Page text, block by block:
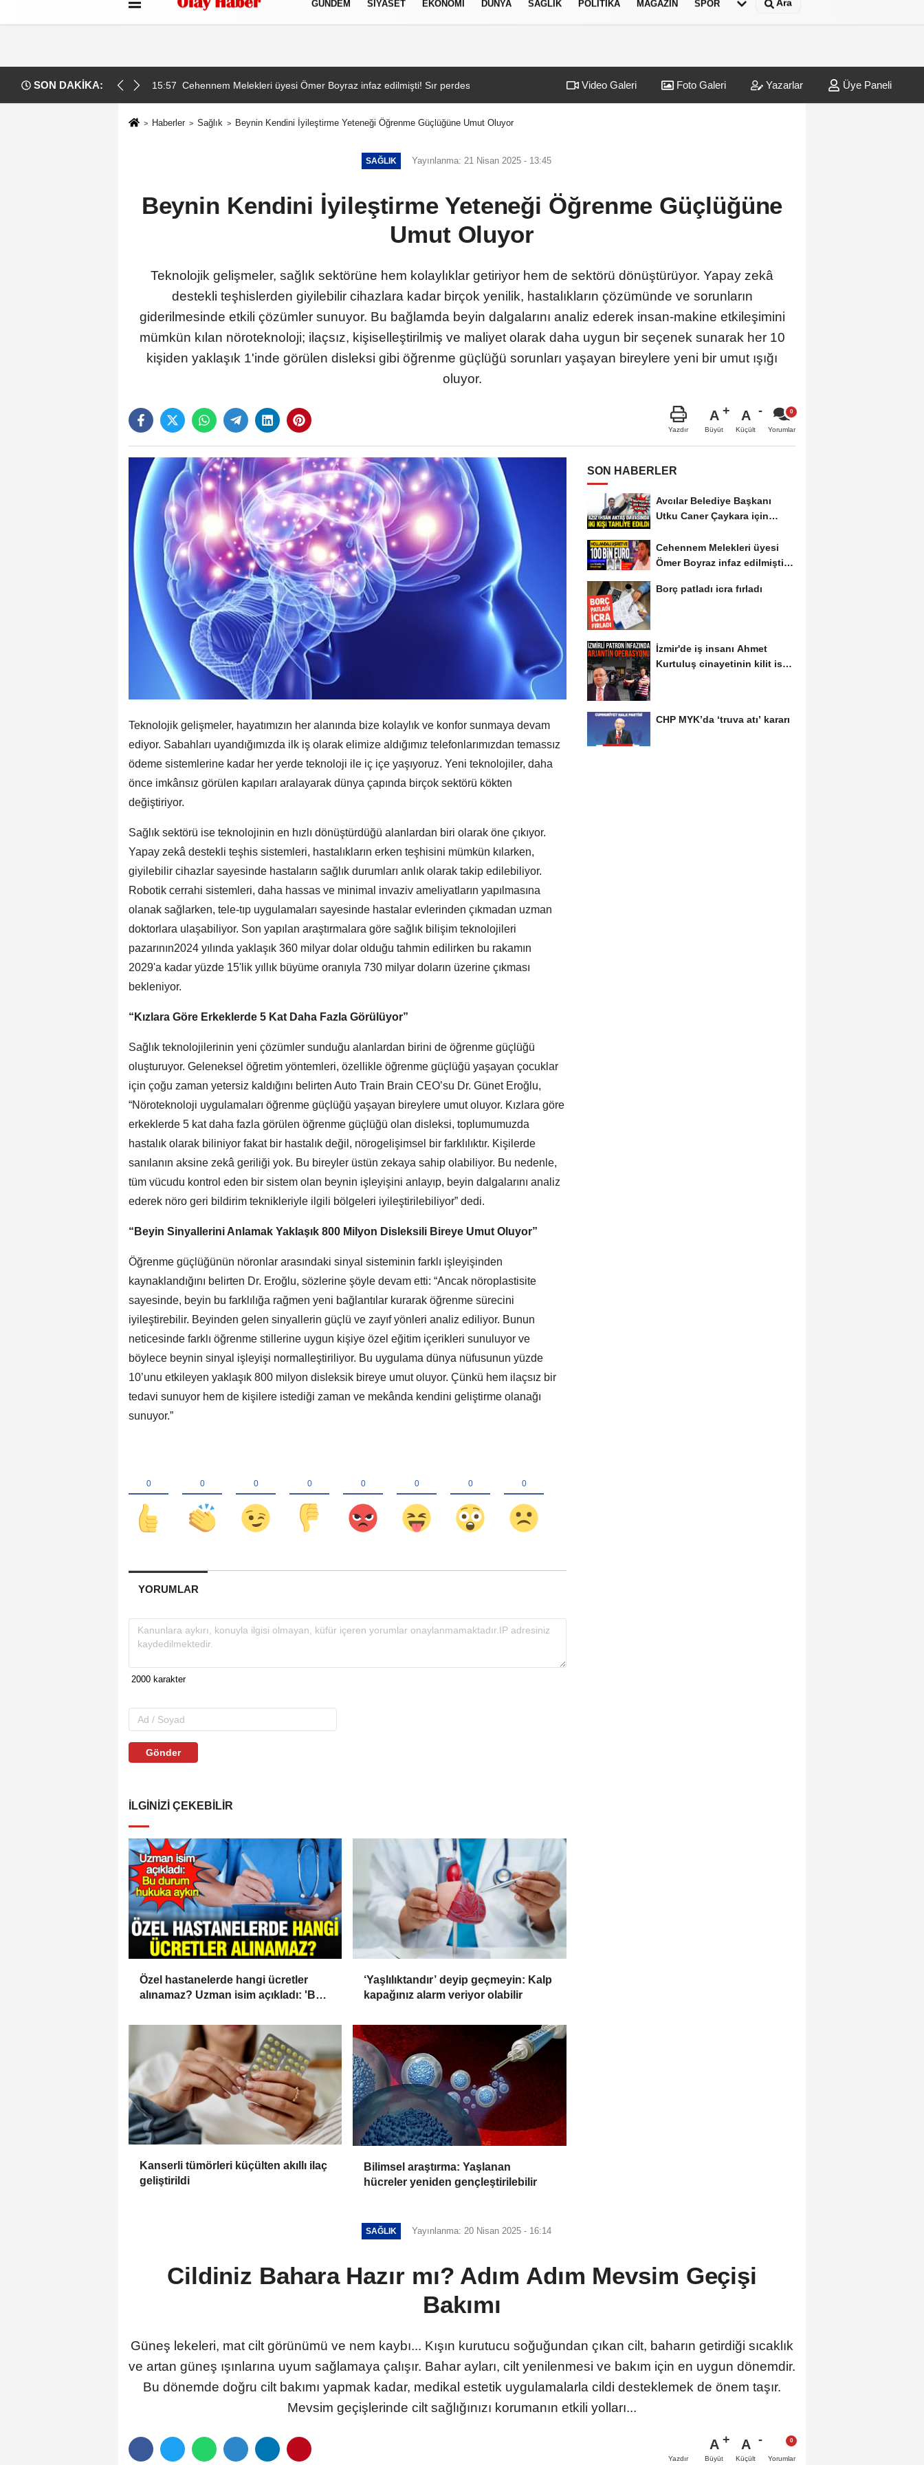
İletişim
GÜNDEM SIYASET EKONOMI DÜNYA SAĞLIK POLITIKA MAGAZIN SPOR Ara
SON DAKİKA:
için tahliye kararı 15:57 Cehennem Melekleri üyesi Ömer Boyraz infaz edilmişti! Sır perdesi aralandı: Hollanda aşireti ve 100 bin Euroluk kanlı infaz
Borç patladı icra fırladı 07:47
Video Galeri Foto Galeri Yazarlar Üye Paneli
Haberler Sağlık Beynin Kendini İyileştirme Yeteneği Öğrenme Güçlüğüne Umut Oluyor
SAĞLIK Yayınlanma: 21 Nisan 2025 - 13:45
Beynin Kendini İyileştirme Yeteneği Öğrenme Güçlüğüne
Umut Oluyor
Teknolojik gelişmeler, sağlık sektörüne hem kolaylıklar getiriyor hem de sektörü dönüştürüyor. Yapay zekâ
destekli teşhislerden giyilebilir cihazlara kadar birçok yenilik, hastalıkların çözümünde ve sorunların
giderilmesinde etkili çözümler sunuyor. Bu bağlamda beyin dalgalarını analiz ederek insan-makine etkileşimini
mümkün kılan nöroteknoloji; ilaçsız, kişiselleştirilmiş ve maliyet olarak daha uygun bir seçenek sunarak her 10
kişiden yaklaşık 1'inde görülen disleksi gibi öğrenme güçlüğü sorunları yaşayan bireylere yeni bir umut ışığı
oluyor.
Yazdır
A
Büyüt
A
Küçült Yorumlar
Teknolojik gelişmeler, hayatımızın her alanında bize kolaylık ve konfor sunmaya devam
ediyor. Sabahları uyandığımızda ilk iş olarak elimize aldığımız telefonlarımızdan temassız
ödeme sistemlerine kadar her yerde teknoloji ile iç içe yaşıyoruz. Yeni teknolojiler, daha
önce imkânsız görülen kapıları aralayarak dünya çapında birçok sektörü kökten
değiştiriyor.
Sağlık sektörü ise teknolojinin en hızlı dönüştürdüğü alanlardan biri olarak öne çıkıyor.
Yapay zekâ destekli teşhis sistemleri, hastalıkların erken teşhisini mümkün kılarken,
giyilebilir cihazlar sayesinde hastaların sağlık durumları anlık olarak takip edilebiliyor.
Robotik cerrahi sistemleri, daha hassas ve minimal invaziv ameliyatların yapılmasına
olanak sağlarken, tele-tıp uygulamaları sayesinde hastalar evlerinden çıkmadan uzman
doktorlara ulaşabiliyor. Son yapılan araştırmalara göre sağlık bilişim teknolojileri
pazarının2024 yılında yaklaşık 360 milyar dolar olduğu tahmin edilirken bu rakamın
2029'a kadar yüzde 15'lik yıllık büyüme oranıyla 730 milyar doların üzerine çıkması
bekleniyor.
“Kızlara Göre Erkeklerde 5 Kat Daha Fazla Görülüyor”
Sağlık teknolojilerinin yeni çözümler sunduğu alanlardan birini de öğrenme güçlüğü
oluşturuyor. Geleneksel öğretim yöntemleri, özellikle öğrenme güçlüğü yaşayan çocuklar
için çoğu zaman yetersiz kaldığını belirten Auto Train Brain CEO’su Dr. Günet Eroğlu,
“Nöroteknoloji uygulamaları öğrenme güçlüğü yaşayan bireylere umut oluyor. Kızlara göre
erkeklerde 5 kat daha fazla görülen öğrenme güçlüğü olan disleksi, toplumumuzda
hastalık olarak biliniyor fakat bir hastalık değil, nörogelişimsel bir farklılıktır. Kişilerde
sanılanın aksine zekâ geriliği yok. Bu bireyler üstün zekaya sahip olabiliyor. Bu nedenle,
tüm vücudu kontrol eden bir sistem olan beynin işleyişini anlayıp, beyin dalgalarını analiz
ederek nöro geri bildirim teknikleriyle ilgili bölgeleri iyileştirilebiliyor” dedi.
“Beyin Sinyallerini Anlamak Yaklaşık 800 Milyon Disleksili Bireye Umut Oluyor”
Öğrenme güçlüğünün nöronlar arasındaki sinyal sisteminin farklı işleyişinden
kaynaklandığını belirten Dr. Eroğlu, sözlerine şöyle devam etti: “Ancak nöroplastisite
sayesinde, beyin bu farklılığa rağmen yeni bağlantılar kurarak öğrenme sürecini
iyileştirebilir. Beyinden gelen sinyallerin güçlü ve zayıf yönleri analiz ediliyor. Bunun
neticesinde farklı öğrenme stillerine uygun kişiye özel eğitim içerikleri sunuluyor ve
böylece beynin sinyal işleyişi normalleştiriliyor. Bu uygulama dünya nüfusunun yüzde
10’unu etkileyen yaklaşık 800 milyon disleksik bireye umut oluyor. Çünkü hem ilaçsız bir
tedavi sunuyor hem de kişilere istediği zaman ve mekânda kendini geliştirme olanağı
sunuyor.”
YORUMLAR
Gönder
İLGINIZI ÇEKEBILIR
Özel hastanelerde hangi ücretler
alınamaz? Uzman isim açıkladı: 'Bu
‘Yaşlılıktandır’ deyip geçmeyin: Kalp
kapağınız alarm veriyor olabilir
Kanserli tümörleri küçülten akıllı ilaç
geliştirildi
Bilimsel araştırma: Yaşlanan
hücreler yeniden gençleştirilebilir
SON HABERLER
Avcılar Belediye Başkanı
Utku Caner Çaykara için
Cehennem Melekleri üyesi
Ömer Boyraz infaz edilmişti!
Borç patladı icra fırladı
İzmir'de iş insanı Ahmet
Kurtuluş cinayetinin kilit ismi
CHP MYK’da ‘truva atı’ kararı
SAĞLIK Yayınlanma: 20 Nisan 2025 - 16:14
Cildiniz Bahara Hazır mı? Adım Adım Mevsim Geçişi
Bakımı
Güneş lekeleri, mat cilt görünümü ve nem kaybı... Kışın kurutucu soğuğundan çıkan cilt, baharın getirdiği sıcaklık
ve artan güneş ışınlarına uyum sağlamaya çalışır. Bahar ayları, cilt yenilenmesi ve bakım için en uygun dönemdir.
Bu dönemde doğru cilt bakımı yapmak kadar, medikal estetik uygulamalarla cildi desteklemek de önem taşır.
Mevsim geçişlerinde cilt sağlığınızı korumanın etkili yolları...
Yazdır
A
Büyüt
A
Küçült Yorumlar